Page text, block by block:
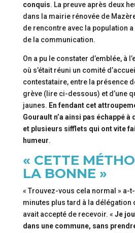
conquis. La preuve après deux
dans la mairie rénovée de
de rencontre avec la population
de la communication.
On a pu le constater d’emblée, à
où s’était réuni un comité
contestataire, entre la présence
grève (lire ci-dessous) et d’une
jaunes. En fendant cet
Gourault n’a ainsi pas échappé
et plusieurs sifflets qui ont vite
humeur.
« CETTE
LA BONNE »
« Trouvez-vous cela normal » a-
minutes plus tard à la délégation
avait accepté de recevoir. « Je
dans une commune, sans